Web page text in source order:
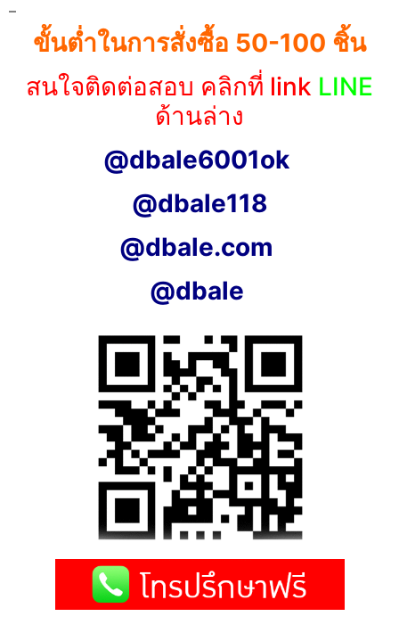
–
ขั้นต่ำในการสั่งซื้อ 50-100 ชิ้น
สนใจติดต่อสอบ คลิกที่ link LINE
ด้านล่าง
@dbale6001ok
@dbale118
@dbale.com
@dbale